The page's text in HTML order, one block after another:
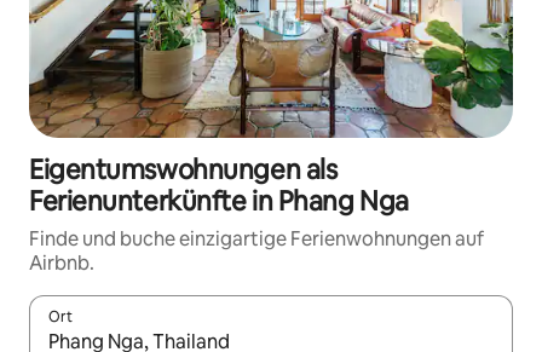
Eigentumswohnungen als
Ferienunterkünfte in Phang Nga
Finde und buche einzigartige Ferienwohnungen auf
Airbnb.
Ort
Wenn Ergebnisse verfügbar sind, navigiere mit den